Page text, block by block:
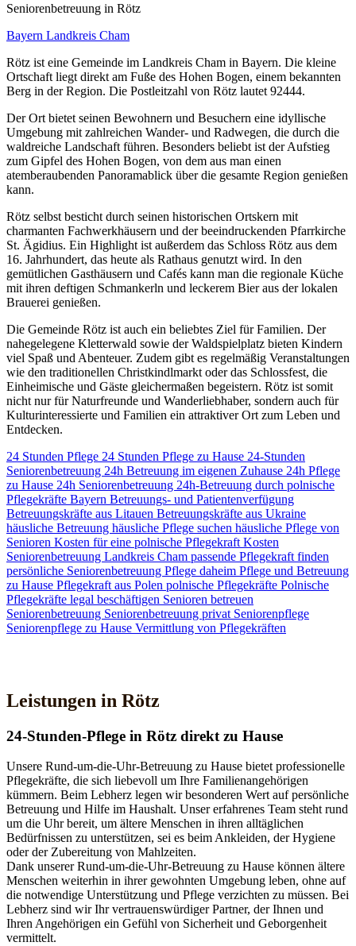
Senioren­betreuung in Rötz
Bayern Landkreis Cham
Rötz ist eine Gemeinde im Landkreis Cham in Bayern. Die kleine
Ortschaft liegt direkt am Fuße des Hohen Bogen, einem bekannten
Berg in der Region. Die Postleitzahl von Rötz lautet 92444.
Der Ort bietet seinen Bewohnern und Besuchern eine idyllische
Umgebung mit zahlreichen Wander- und Radwegen, die durch die
waldreiche Landschaft führen. Besonders beliebt ist der Aufstieg
zum Gipfel des Hohen Bogen, von dem aus man einen
atemberaubenden Panoramablick über die gesamte Region genießen
kann.
Rötz selbst besticht durch seinen historischen Ortskern mit
charmanten Fachwerkhäusern und der beeindruckenden Pfarrkirche
St. Ägidius. Ein Highlight ist außerdem das Schloss Rötz aus dem
16. Jahrhundert, das heute als Rathaus genutzt wird. In den
gemütlichen Gasthäusern und Cafés kann man die regionale Küche
mit ihren deftigen Schmankerln und leckerem Bier aus der lokalen
Brauerei genießen.
Die Gemeinde Rötz ist auch ein beliebtes Ziel für Familien. Der
nahegelegene Kletterwald sowie der Waldspielplatz bieten Kindern
viel Spaß und Abenteuer. Zudem gibt es regelmäßig Veranstaltungen
wie den traditionellen Christkindlmarkt oder das Schlossfest, die
Einheimische und Gäste gleichermaßen begeistern. Rötz ist somit
nicht nur für Naturfreunde und Wanderliebhaber, sondern auch für
Kulturinteressierte und Familien ein attraktiver Ort zum Leben und
Entdecken.
24 Stunden Pflege 24 Stunden Pflege zu Hause 24-Stunden
Seniorenbetreuung 24h Betreuung im eigenen Zuhause 24h Pflege
zu Hause 24h Seniorenbetreuung 24h-Betreuung durch polnische
Pflegekräfte Bayern Betreuungs- und Patientenverfügung
Betreuungskräfte aus Litauen Betreuungskräfte aus Ukraine
häusliche Betreuung häusliche Pflege suchen häusliche Pflege von
Senioren Kosten für eine polnische Pflegekraft Kosten
Seniorenbetreuung Landkreis Cham passende Pflegekraft finden
persönliche Seniorenbetreuung Pflege daheim Pflege und Betreuung
zu Hause Pflegekraft aus Polen polnische Pflegekräfte Polnische
Pflegekräfte legal beschäftigen Senioren betreuen
Seniorenbetreuung Seniorenbetreuung privat Seniorenpflege
Seniorenpflege zu Hause Vermittlung von Pflegekräften
Leistungen in Rötz
24-Stunden-Pflege in Rötz direkt zu Hause
Unsere Rund-um-die-Uhr-Betreuung zu Hause bietet professionelle
Pflegekräfte, die sich liebevoll um Ihre Familienangehörigen
kümmern. Beim Lebherz legen wir besonderen Wert auf persönliche
Betreuung und Hilfe im Haushalt. Unser erfahrenes Team steht rund
um die Uhr bereit, um ältere Menschen in ihren alltäglichen
Bedürfnissen zu unterstützen, sei es beim Ankleiden, der Hygiene
oder der Zubereitung von Mahlzeiten.
Dank unserer Rund-um-die-Uhr-Betreuung zu Hause können ältere
Menschen weiterhin in ihrer gewohnten Umgebung leben, ohne auf
die notwendige Unterstützung und Pflege verzichten zu müssen. Bei
Lebherz sind wir Ihr vertrauenswürdiger Partner, der Ihnen und
Ihren Angehörigen ein Gefühl von Sicherheit und Geborgenheit
vermittelt.